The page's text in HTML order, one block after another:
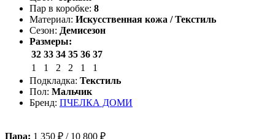
Пар в коробке: 8
Материал: Искусственная кожа / Текстиль
Сезон: Демисезон
Размеры:
32 33 34 35 36 37
1
1 2 2 1
1
Подкладка: Текстиль
Пол: Мальчик
Бренд: ПЧЕЛКА ДОМИ
Пара: 1 350 ₽ / 10 800 ₽